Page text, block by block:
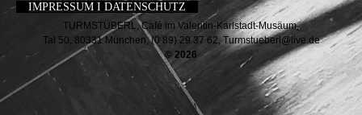
IMPRESSUM I DATENSCHUTZ
TURMSTÜBERL, Café im Valentin-Karlstadt-Musäum,
Tal 50, 80331 München, (0 89) 29 37 62, Turmstueberl@live.de
© 2026